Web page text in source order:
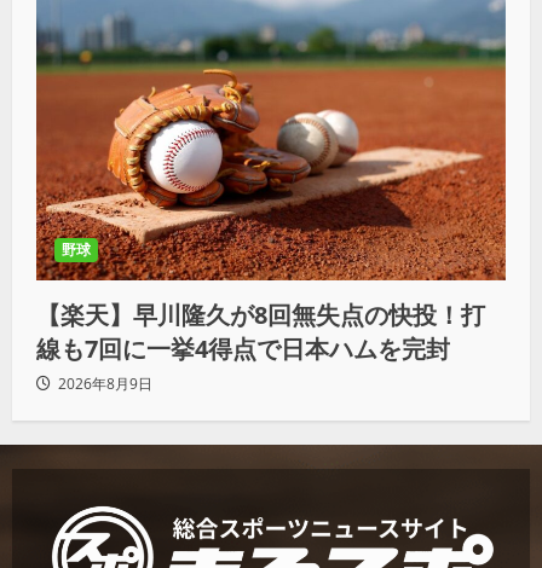
野球
【楽天】早川隆久が8回無失点の快投！打
線も7回に一挙4得点で日本ハムを完封
2026年8月9日